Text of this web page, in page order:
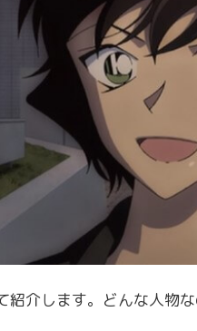
紹介します。どんな人物